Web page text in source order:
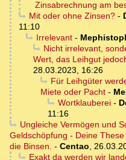
Zinsabrechnung am
Mit oder ohne Zinsen?-
11:10
Irrelevant-
Nicht irrelevant,
Wert, das Leihgut
28.03.2023, 16:26
Für Leihgüter
Miete oder Pacht -
Wortklauberei-
11:16
Ungleiche Vermögen und
Geldschöpfung - Deine
die Binsen. - Centao,
Exakt da werden wir